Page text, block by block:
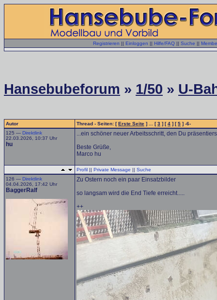
Registrieren || Einloggen || Hilfe/FAQ || Suche ||
Hansebubeforum » 1/50 » U-
Autor Thread - Seiten: [Erste Seite ] ... [3 ] [4 ] [5 ] -6-
125 — Direktlink
22.03.2026, 10:37 Uhr
hu
...ein schöner neuer Arbeitsschritt, den Du
Beste Grüße,
Marco hu
Profil || Private Message || Suche
126 — Direktlink
04.04.2026, 17:42 Uhr
BaggerRalf
Zu Ostern noch ein paar Einsatzbilder
so langsam wird die End Tiefe erreicht.....
++